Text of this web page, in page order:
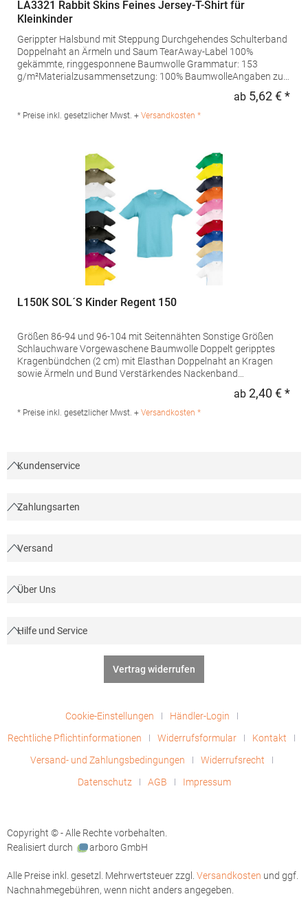
LA3321 Rabbit Skins Feines Jersey-T-Shirt für
Kleinkinder
Gerippter Halsbund mit Steppung Durchgehendes Schulterband
Doppelnaht an Ärmeln und Saum TearAway-Label 100%
gekämmte, ringgesponnene Baumwolle Grammatur: 153
g/m²Materialzusammensetzung: 100% BaumwolleAngaben zur
GmbH & Co. KG Rheinlanddamm 199 44139 Dortmund
Deutschland E-Mail: info@printwear.eu
ab 5,62 € *
* Preise inkl. gesetzlicher Mwst. + Versandkosten *
L150K SOL´S Kinder Regent 150
Größen 86-94 und 96-104 mit Seitennähten Sonstige Größen
Schlauchware Vorgewaschene Baumwolle Doppelt geripptes
Kragenbündchen (2 cm) mit Elasthan Doppelnaht an Kragen
sowie Ärmeln und Bund Verstärkendes Nackenband
g/m²Materialzusammensetzung: 100% Baumwolle (Ash: 98%
Baumwolle / 2% Viskose), (Grey Melange: 85% Baumwolle / 15%
sols@soloinvest.com
ab 2,40 € *
* Preise inkl. gesetzlicher Mwst. + Versandkosten *
Kundenservice
Zahlungsarten
Versand
Über Uns
Hilfe und Service
Vertrag widerrufen
Cookie-Einstellungen
Händler-Login
Rechtliche Pflichtinformationen
Widerrufsformular
Kontakt
Versand- und Zahlungsbedingungen
Widerrufsrecht
Datenschutz
AGB Impressum
Copyright © - Alle Rechte vorbehalten.
Realisiert durch
arboro GmbH
Alle Preise inkl. gesetzl. Mehrwertsteuer zzgl. Versandkosten und ggf.
Nachnahmegebühren, wenn nicht anders angegeben.